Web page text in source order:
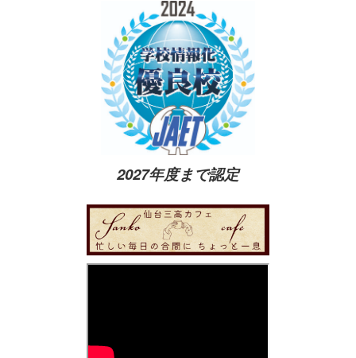
2027年度まで認定